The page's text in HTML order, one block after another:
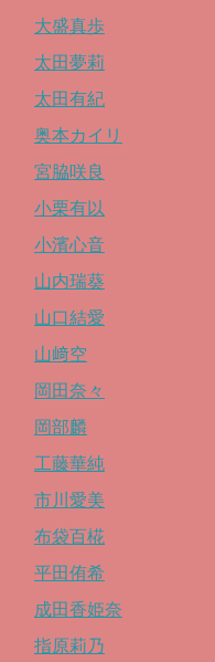
大盛真歩
太田夢莉
太田有紀
奥本カイリ
宮脇咲良
小栗有以
小濱心音
山内瑞葵
山口結愛
山﨑空
岡田奈々
岡部麟
工藤華純
市川愛美
布袋百椛
平田侑希
成田香姫奈
指原莉乃